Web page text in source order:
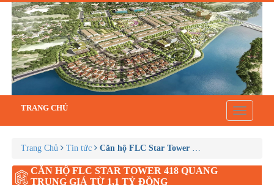
Toggle
TRANG CHỦ
Trang Chủ Tin tức Căn hộ FLC Star Tower 418 Quang Trung
CĂN HỘ FLC STAR TOWER 418 QUANG
TRUNG GIÁ TỪ 1,1 TỶ ĐỒNG